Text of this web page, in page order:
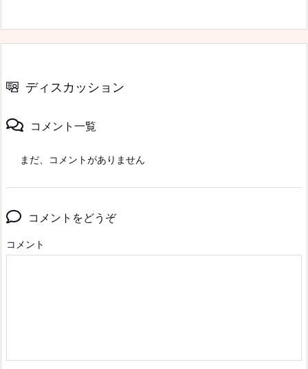
ディスカッション
コメント一覧
まだ、コメントがありません
コメントをどうぞ
コメント